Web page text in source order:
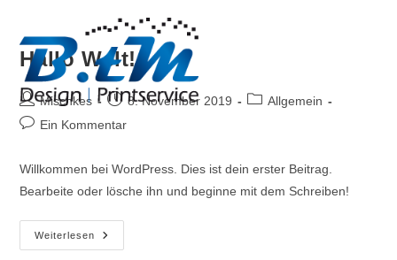
springen
Hallo Welt!
Beitrags-
Autor:
Mischkes
Beitrag8. November 2019
Beitrags-
Allgemein
Beitrags-
Ein Kommentar
Willkommen bei WordPress. Dies ist dein erster Beitrag.
Bearbeite oder lösche ihn und beginne mit dem Schreiben!
Weiterlesen
Hallo
Welt!